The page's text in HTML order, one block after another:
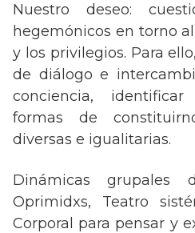
Nuestro deseo:
hegemónicos en torno
y los privilegios. Para
de diálogo e
conciencia,
formas de
diversas e igualitarias.
Dinámicas
Oprimidxs, Teatro
Corporal para pensar y